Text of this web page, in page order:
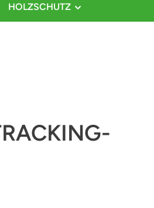
HOLZSCHUTZ